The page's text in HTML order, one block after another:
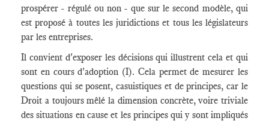
prospérer - régulé ou non - que sur le second modèle, qui
est proposé à toutes les juridictions et tous les législateurs
par les entreprises.
Il convient d'exposer les décisions qui illustrent cela et qui
sont en cours d'adoption (I). Cela permet de mesurer les
questions qui se posent, casuistiques et de principes, car le
Droit a toujours mêlé la dimension concrète, voire triviale
des situations en cause et les principes qui y sont impliqués